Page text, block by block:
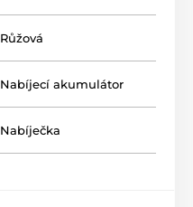
Růžová
Nabíjecí akumulátor
Nabíječka